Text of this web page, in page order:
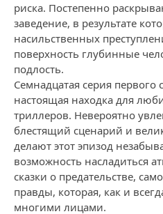
риска. Постепенно
заведение, в результате
насильственных
поверхность глубинные
подлость.
Семнадцатая серия первого
настоящая находка для
триллеров. Невероятно
блестящий сценарий и
делают этот эпизод
возможность насладиться
сказки о предательстве,
правды, которая, как и
многими лицами.